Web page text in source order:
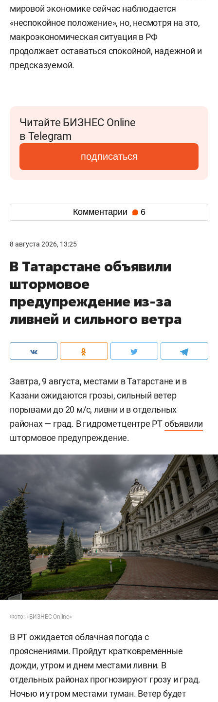
мировой экономике сейчас наблюдается
«неспокойное положение», но, несмотря на это,
макроэкономическая ситуация в РФ
продолжает оставаться спокойной, надежной и
предсказуемой.
Читайте БИЗНЕС Online
в Telegram
подписаться
Комментарии 6
8 августа 2026, 13:25
В Татарстане объявили
штормовое
предупреждение из-за
ливней и сильного ветра
Завтра, 9 августа, местами в Татарстане и в
Казани ожидаются грозы, сильный ветер
порывами до 20 м/c, ливни и в отдельных
районах — град. В гидрометцентре РТобъявили
штормовое предупреждение.
Фото: «БИЗНЕС Online»
В РТ ожидается облачная погода с
прояснениями. Пройдут кратковременные
дожди, утром и днем местами ливни. В
отдельных районах прогнозируют грозу и град.
Ночью и утром местами туман. Ветер будет